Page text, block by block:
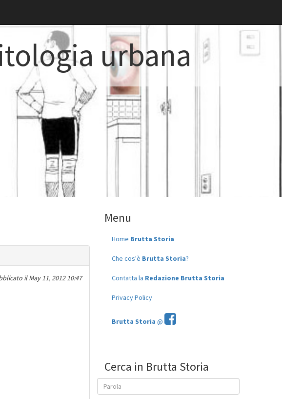
urbana
ilMay 11, 2012 10:47
Menu
Home Brutta Storia
Che cos'è Brutta Storia?
Contatta la Redazione Brutta Storia
Privacy Policy
Brutta Storia @
Cerca in Brutta Storia